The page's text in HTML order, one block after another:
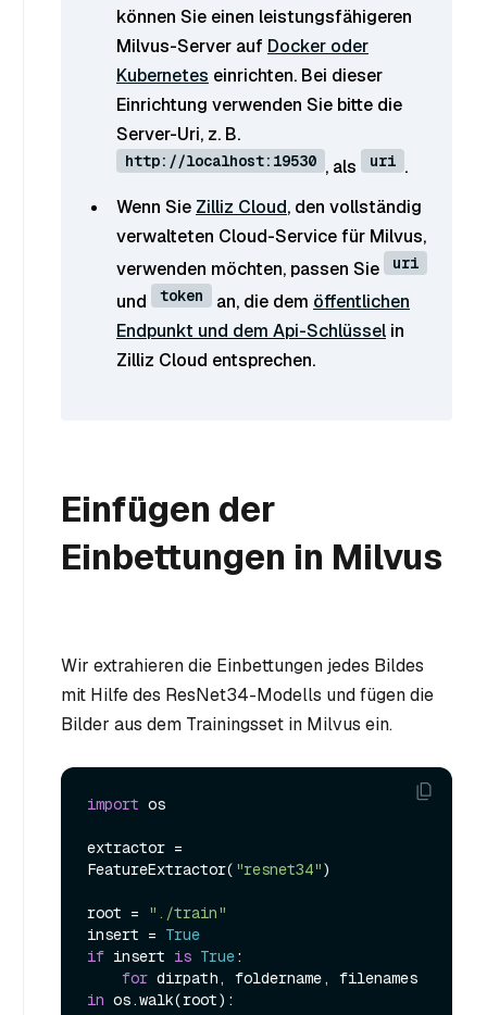
können Sie einen leistungsfähigeren
Milvus-Server auf Docker oder
Kubernetes einrichten. Bei dieser
Einrichtung verwenden Sie bitte die
Server-Uri, z. B.
http://localhost:19530 , als uri .
Wenn Sie Zilliz Cloud, den vollständig
verwalteten Cloud-Service für Milvus,
verwenden möchten, passen Sie
uri
und token an, die dem öffentlichen
Endpunkt und dem Api-Schlüssel in
Zilliz Cloud entsprechen.
Einfügen der
Einbettungen in Milvus
Wir extrahieren die Einbettungen jedes Bildes
mit Hilfe des ResNet34-Modells und fügen die
Bilder aus dem Trainingsset in Milvus ein.
import os
extractor =
FeatureExtractor( "resnet34")
root =
"./train"
insert = True
if insert is True:
for
in os.walk(root):